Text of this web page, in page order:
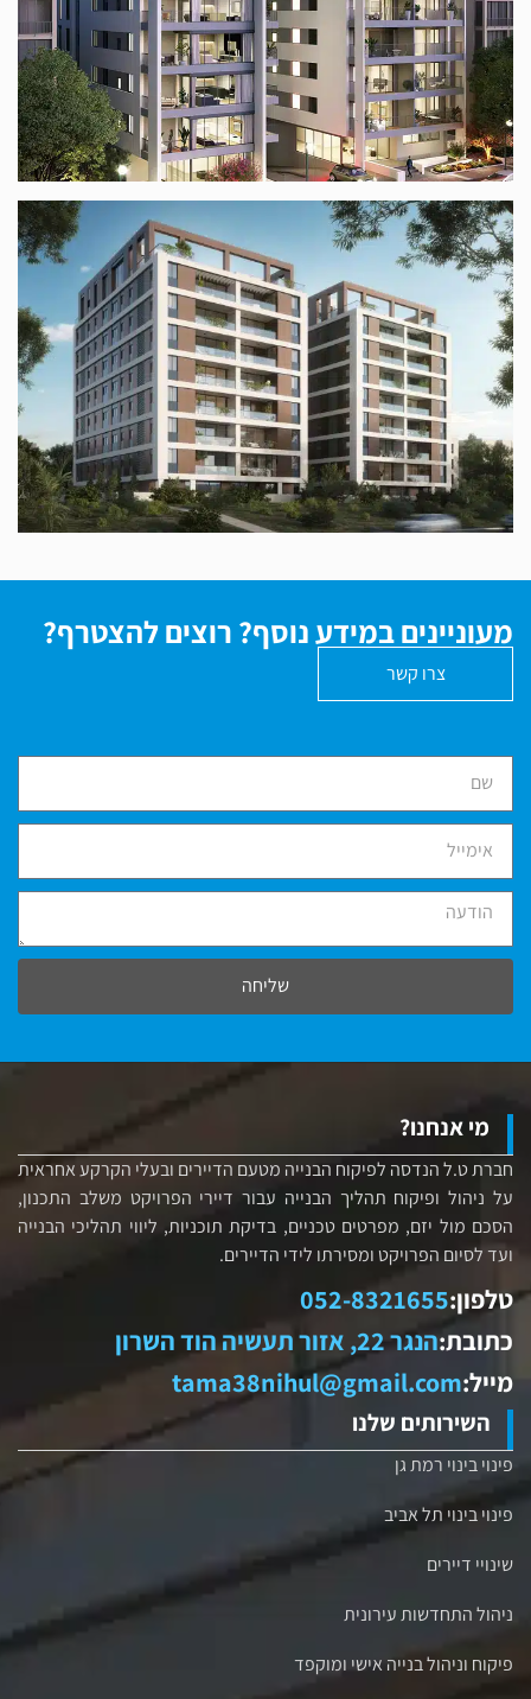
הגרא כפר סבא
האמוראים ת"א
מעוניינים במידע נוסף? רוצים להצטרף?
צרו קשר
שליחה
מי אנחנו?
חברת ט.ל הנדסה לפיקוח הבנייה מטעם הדיירים ובעלי הקרקע אחראית
על ניהול ופיקוח תהליך הבנייה עבור דיירי הפרויקט משלב התכנון,
הסכם מול יזם, מפרטים טכניים, בדיקת תוכניות, ליווי תהליכי הבנייה
ועד לסיום הפרויקט ומסירתו לידי הדיירים.
טלפון:052-8321655
כתובת:הנגר 22, אזור תעשיה הוד השרון
מייל:tama38nihul@gmail.com
השירותים שלנו
פינוי בינוי רמת גן
פינוי בינוי תל אביב
שינויי דיירים
ניהול התחדשות עירונית
פיקוח וניהול בנייה אישי ומוקפד